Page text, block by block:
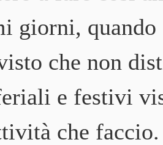
giorni, quando
che non
e festivi
che